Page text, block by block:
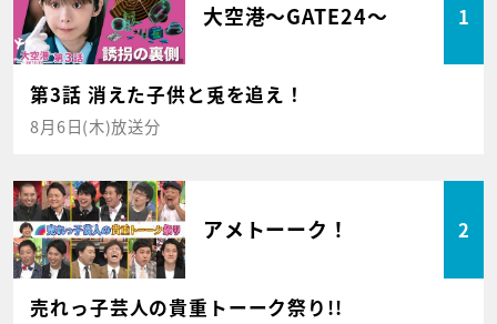
大空港～GATE24～ 1
第3話 消えた子供と兎を追え！
8月6日(木)放送分
アメトーーク！ 2
売れっ子芸人の貴重トーーク祭り!!